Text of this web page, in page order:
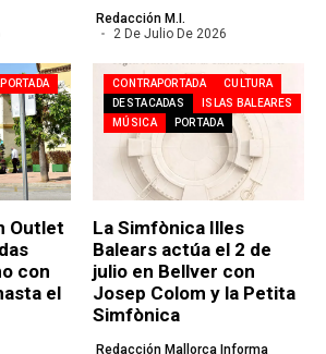
Redacción M.I.
2 De Julio De 2026
Outlet
con
el
CONTRAPORTADA
CULTURA
DESTACADAS
ISLAS BALEARES
MÚSICA
PORTADA
La Simfònica Illes
Balears actúa el 2 de
julio en Bellver con
Josep Colom y la Petita
Simfònica
Redacción Mallorca Informa